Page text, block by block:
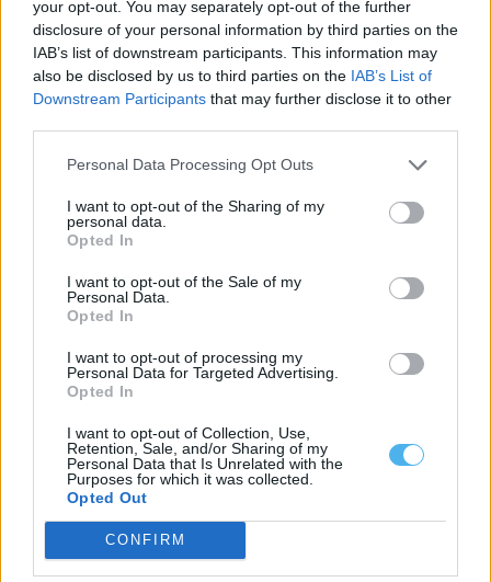
your opt-out. You may separately opt-out of the further
disclosure of your personal information by third parties on the
IAB’s list of downstream participants. This information may
also be disclosed by us to third parties on the IAB’s List of
Downstream Participants that may further disclose it to other
Personal Data Processing Opt Outs
I want to opt-out of the Sharing of my
personal data.
Opted In
I want to opt-out of the Sale of my
Personal Data.
Opted In
I want to opt-out of processing my
Personal Data for Targeted Advertising.
Opted In
I want to opt-out of Collection, Use,
Retention, Sale, and/or Sharing of my
Personal Data that Is Unrelated with the
Purposes for which it was collected.
Opted Out
CONFIRM